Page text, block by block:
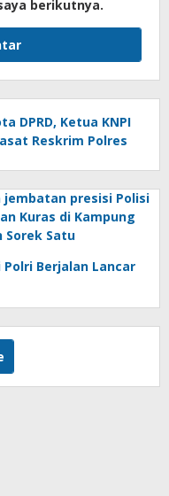
berikutnya.
DPRD, Ketua KNPI
Reskrim Polres
Berjalan Lancar